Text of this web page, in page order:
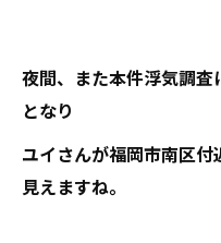
夜間、また本件浮気調
となり
ユイさんが福岡市南区
見えますね。